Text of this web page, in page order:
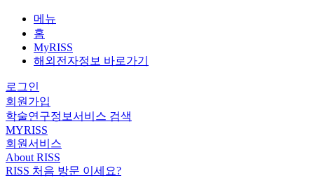
메뉴
홈
MyRISS
해외전자정보 바로가기
로그인
회원가입
학술연구정보서비스 검색
MYRISS
회원서비스
About RISS
RISS 처음 방문 이세요?